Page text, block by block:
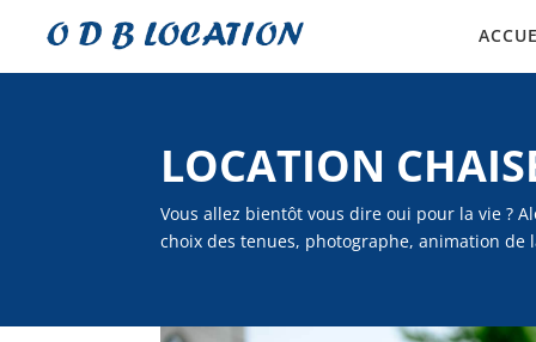
LOCATION
Vous allez bientôt vous dire oui pour la vie ?
choix des tenues, photographe, animation de